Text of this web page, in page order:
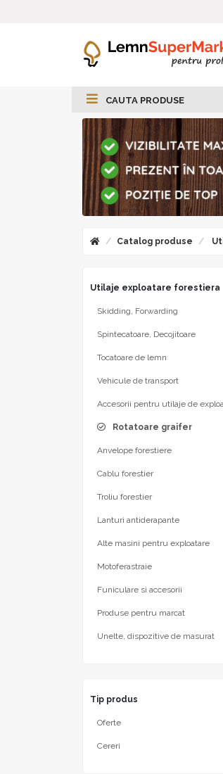
CAUTA PRODUSE
Catalog produse
Utilaje exploatare forestiera
Skidding, Forwarding
Spintecatoare, Decojitoare
Tocatoare de lemn
Vehicule de transport
Accesorii pentru utilaje de
Rotatoare graifer
Anvelope forestiere
Cablu forestier
Troliu forestier
Lanturi antiderapante
Alte masini pentru exploatare
Motoferastraie
Funiculare si accesorii
Produse pentru marcat
Unelte, dispozitive de masurat
Tip produs
Oferte
Cereri